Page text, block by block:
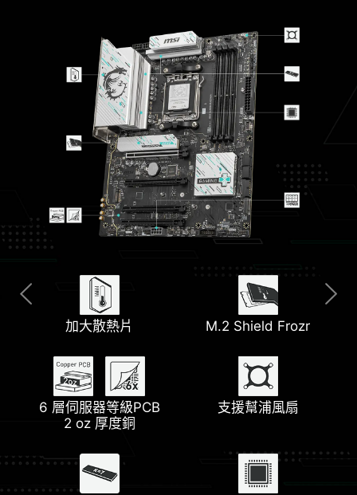
加大散熱片 M.2 Shield Frozr
6 層伺服器等級PCB
2 oz 厚度銅
支援幫浦風扇
5G LAN Wi-Fi 7
Lightning Gen 5
PCIe & M.2 插槽
DDR5 記憶體
清除 CMOS &
預裝 I/O 遮蓋
EZ M.2 Shield Frozr II